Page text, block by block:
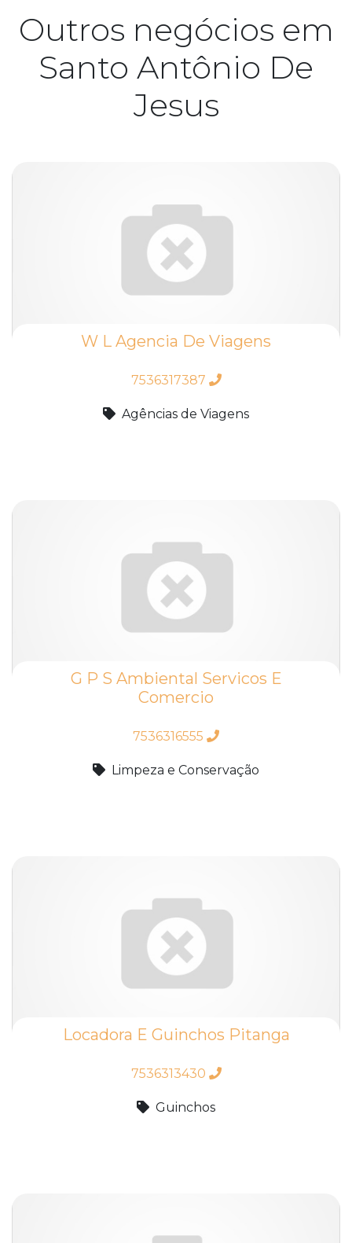
Outros negócios em
Santo Antônio De
Jesus
W L Agencia De Viagens
7536317387
Agências de Viagens
G P S Ambiental Servicos E
Comercio
7536316555
Limpeza e Conservação
Locadora E Guinchos Pitanga
7536313430
Guinchos